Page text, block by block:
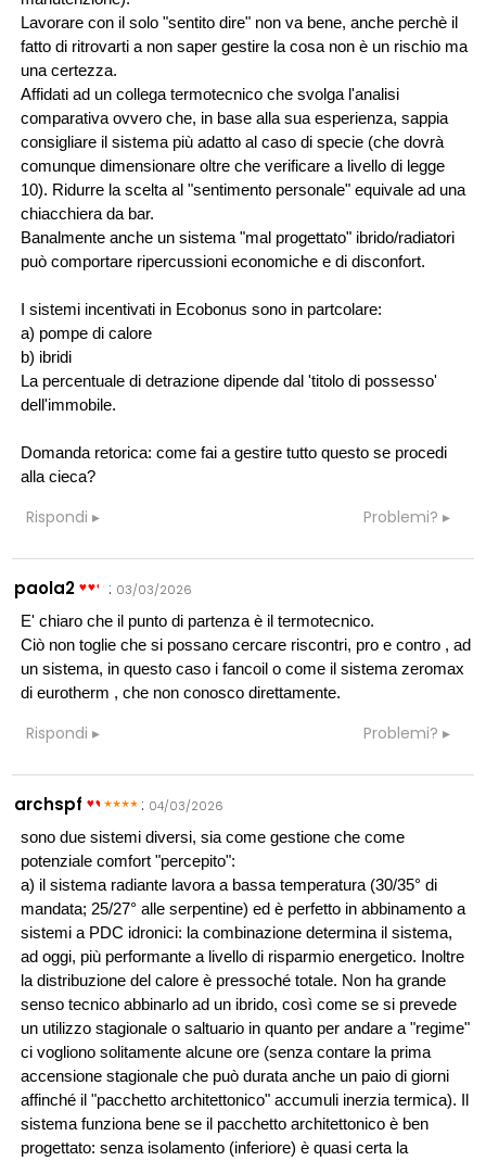
Lavorare con il solo "sentito dire" non va bene, anche perchè il
fatto di ritrovarti a non saper gestire la cosa non è un rischio ma
una certezza.
Affidati ad un collega termotecnico che svolga l'analisi
comparativa ovvero che, in base alla sua esperienza, sappia
consigliare il sistema più adatto al caso di specie (che dovrà
comunque dimensionare oltre che verificare a livello di legge
10). Ridurre la scelta al "sentimento personale" equivale ad una
chiacchiera da bar.
Banalmente anche un sistema "mal progettato" ibrido/radiatori
può comportare ripercussioni economiche e di disconfort.
I sistemi incentivati in Ecobonus sono in partcolare:
a) pompe di calore
b) ibridi
La percentuale di detrazione dipende dal 'titolo di possesso'
dell'immobile.
Domanda retorica: come fai a gestire tutto questo se procedi
alla cieca?
Rispondi Problemi?
paola2 : 03/03/2026
E' chiaro che il punto di partenza è il termotecnico.
Ciò non toglie che si possano cercare riscontri, pro e contro , ad
un sistema, in questo caso i fancoil o come il sistema zeromax
di eurotherm , che non conosco direttamente.
Rispondi Problemi?
archspf : 04/03/2026
sono due sistemi diversi, sia come gestione che come
potenziale comfort "percepito":
a) il sistema radiante lavora a bassa temperatura (30/35° di
mandata; 25/27° alle serpentine) ed è perfetto in abbinamento a
sistemi a PDC idronici: la combinazione determina il sistema,
ad oggi, più performante a livello di risparmio energetico. Inoltre
la distribuzione del calore è pressoché totale. Non ha grande
senso tecnico abbinarlo ad un ibrido, così come se si prevede
un utilizzo stagionale o saltuario in quanto per andare a "regime"
ci vogliono solitamente alcune ore (senza contare la prima
accensione stagionale che può durata anche un paio di giorni
affinché il "pacchetto architettonico" accumuli inerzia termica). Il
sistema funziona bene se il pacchetto architettonico è ben
progettato: senza isolamento (inferiore) è quasi certa la